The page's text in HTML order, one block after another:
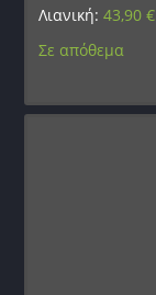
Λιανική:43,90€
Σε απόθεμα